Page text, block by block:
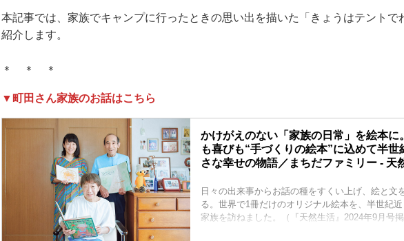
本記事では、家族でキャンプに行ったときの思い出を描いた「きょうはテントで
紹介します。
＊ ＊ ＊
▼町田さん家族のお話はこちら
かけがえのない「家族の日常」を絵本に
も喜びも“手づくりの絵本”に込めて半世
さな幸せの物語／まちだファミリー - 天
日々の出来事からお話の種をすくい上げ、絵と文
る。世界で1冊だけのオリジナル絵本を、半世紀
家族を訪ねました。（『天然生活』2024年9月号